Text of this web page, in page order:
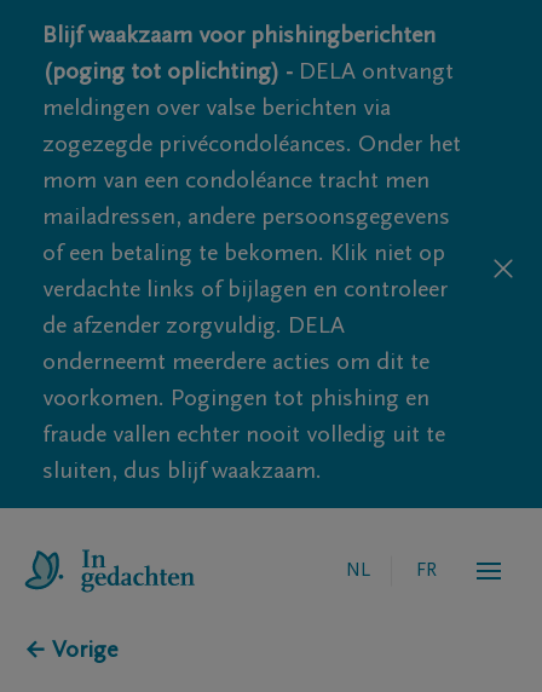
Blijf waakzaam voor phishingberichten
(poging tot oplichting) - DELA ontvangt
meldingen over valse berichten via
zogezegde privécondoléances. Onder het
mom van een condoléance tracht men
mailadressen, andere persoonsgegevens
of een betaling te bekomen. Klik niet op
verdachte links of bijlagen en controleer
de afzender zorgvuldig. DELA
onderneemt meerdere acties om dit te
voorkomen. Pogingen tot phishing en
fraude vallen echter nooit volledig uit te
sluiten, dus blijf waakzaam.
NL FR
← Vorige